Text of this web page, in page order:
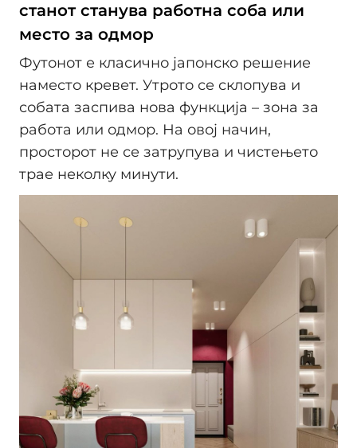
станот станува работна соба или
место за одмор
Футонот е класично јапонско решение
наместо кревет. Утрото се склопува и
собата заспива нова функција – зона за
работа или одмор. На овој начин,
просторот не се затрупува и чистењето
трае неколку минути.